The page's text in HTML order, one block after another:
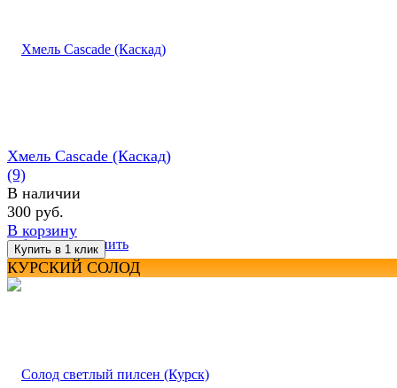
избранное сравнить
Хмель Cascade (Каскад)
(9)
В наличии
300 руб.
В корзину
КУРСКИЙ СОЛОД